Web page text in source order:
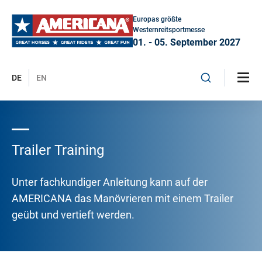
Europas größte
Westernreitsportmesse
01. - 05. September 2027
DE EN
Trailer Training
Unter fachkundiger Anleitung kann auf der
AMERICANA das Manövrieren mit einem Trailer
geübt und vertieft werden.